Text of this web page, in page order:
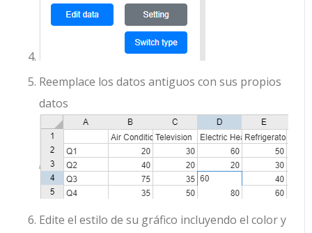
Reemplace los datos antiguos con sus propios
datos
Edite el estilo de su gráfico incluyendo el color y